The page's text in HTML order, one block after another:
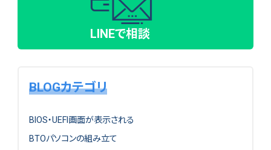
LINEで相談
BLOGカテゴリ
BIOS・UEFI画面が表示される
BTOパソコンの組み立て